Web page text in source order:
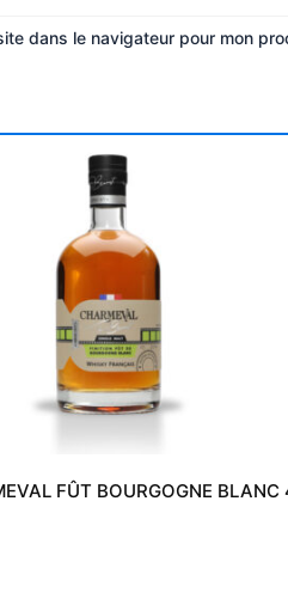
dans le navigateur pour mon
FÛT BOURGOGNE